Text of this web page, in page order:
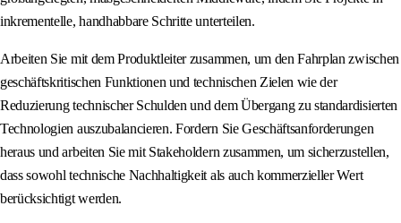
inkrementelle, handhabbare Schritte unterteilen.
Arbeiten Sie mit dem Produktleiter zusammen, um den Fahrplan zwischen
geschäftskritischen Funktionen und technischen Zielen wie der
Reduzierung technischer Schulden und dem Übergang zu standardisierten
Technologien auszubalancieren. Fordern Sie Geschäftsanforderungen
heraus und arbeiten Sie mit Stakeholdern zusammen, um sicherzustellen,
dass sowohl technische Nachhaltigkeit als auch kommerzieller Wert
berücksichtigt werden.